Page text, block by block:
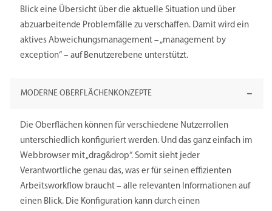
Blick eine Übersicht über die aktuelle Situation und über
abzuarbeitende Problemfälle zu verschaffen. Damit wird ein
aktives Abweichungsmanagement – „management by
exception“ – auf Benutzerebene unterstützt.
MODERNE OBERFLÄCHENKONZEPTE
Die Oberflächen können für verschiedene Nutzerrollen
unterschiedlich konfiguriert werden. Und das ganz einfach im
Webbrowser mit „drag&drop“. Somit sieht jeder
Verantwortliche genau das, was er für seinen effizienten
Arbeitsworkflow braucht – alle relevanten Informationen auf
einen Blick. Die Konfiguration kann durch einen